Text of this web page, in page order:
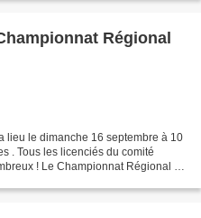
Régional
lieu le dimanche 16 septembre à 10
. Tous les licenciés du comité
! Le Championnat Régional en